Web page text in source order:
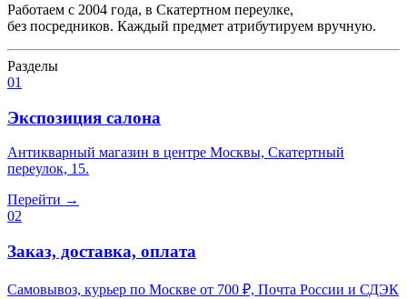
Работаем с 2004 года, в Скатертном переулке,
без посредников. Каждый предмет атрибутируем вручную.
Разделы
01
Экспозиция салона
Антикварный магазин в центре Москвы, Скатертный
переулок, 15.
Перейти →
02
Заказ, доставка, оплата
Самовывоз, курьер по Москве от 700 ₽, Почта России и СДЭК